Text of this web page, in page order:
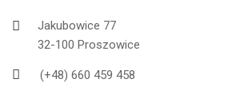
Jakubowice 77
32-100 Proszowice
(+48) 660 459 458